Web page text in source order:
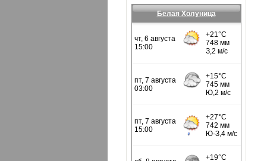
Белая Холуница